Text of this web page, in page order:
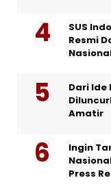
SUS
Resmi
Dari Ide
Amatir
Ingin
Press